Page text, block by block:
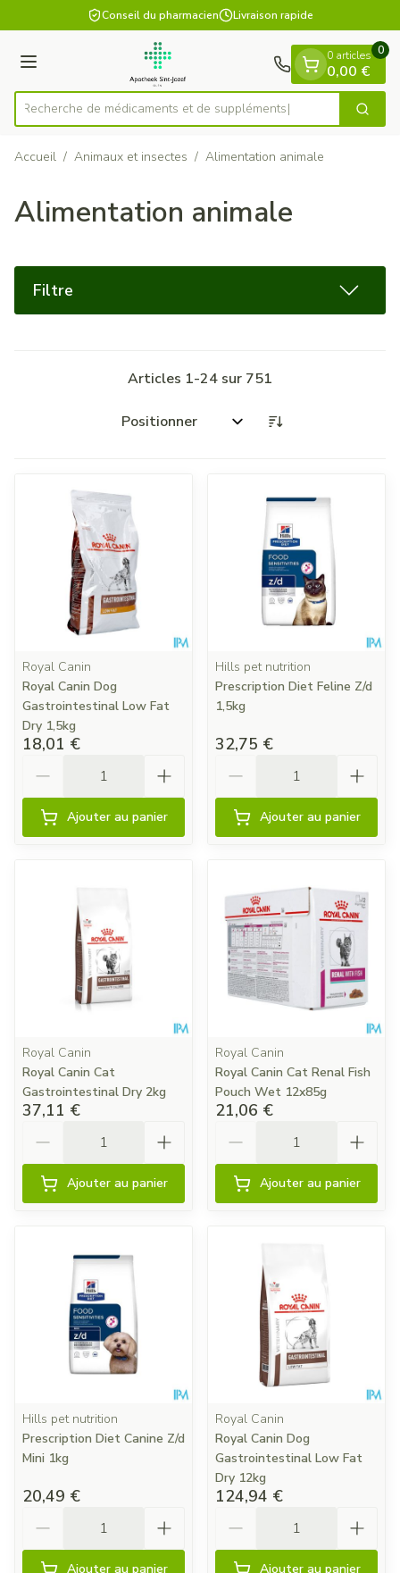
Aller au contenu
1 de 1Conseil du pharmacien Livraison rapide
Menu
Rechercher
Recherche de médicament
0 articles
0,00 €
0
Accueil / Animaux et insectes / Alimentation animale
Alimentation animale
Filtre
Articles 1-24 sur 751
Trier par:
Royal Canin
Royal Canin Dog
Gastrointestinal Low Fat
Dry 1,5kg
18,01 €
Ajouter au panier
Hills pet nutrition
Prescription Diet Feline Z/d
1,5kg
32,75 €
Ajouter au panier
Royal Canin
Royal Canin Cat
Gastrointestinal Dry 2kg
37,11 €
Ajouter au panier
Royal Canin
Royal Canin Cat Renal Fish
Pouch Wet 12x85g
21,06 €
Ajouter au panier
Hills pet nutrition
Prescription Diet Canine Z/d
Mini 1kg
20,49 €
Ajouter au panier
Royal Canin
Royal Canin Dog
Gastrointestinal Low Fat
Dry 12kg
124,94 €
Ajouter au panier